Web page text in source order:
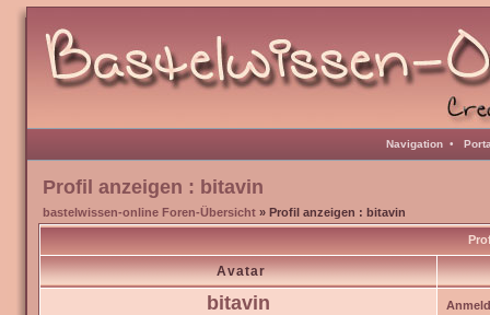
Navigation •
Profil anzeigen : bitavin
bastelwissen-online Foren-Übersicht » Profil anzeigen : bitavin
Avatar
bitavin